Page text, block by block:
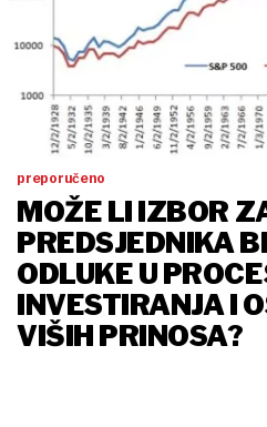
preporučeno
MOŽE LI IZBOR
PREDSJEDNIKA
ODLUKE U
INVESTIRANJA I
VIŠIH PRINOSA?